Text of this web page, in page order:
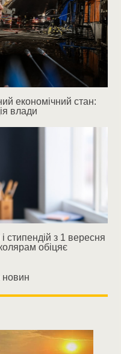
економічний стан:
влади
стипендій з 1 вересня
обіцяє
новин